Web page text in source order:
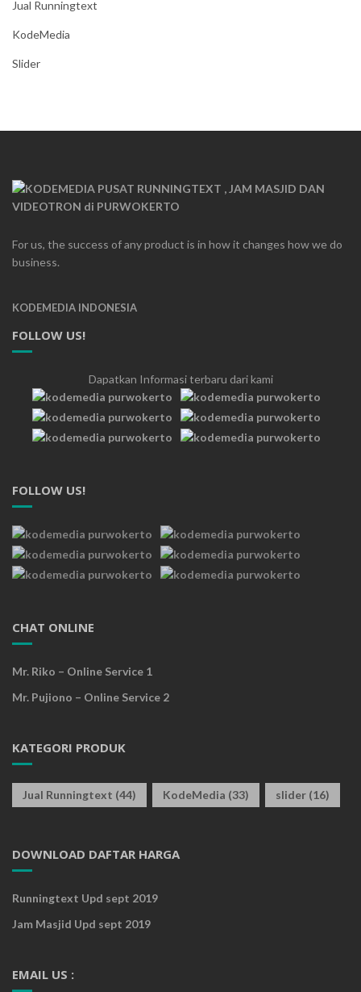
Jual Runningtext
KodeMedia
Slider
For us, the success of any product is in how it changes how we do
business.
KODEMEDIA INDONESIA
FOLLOW US!
Dapatkan Informasi terbaru dari kami
FOLLOW US!
CHAT ONLINE
Mr. Riko – Online Service 1
Mr. Pujiono – Online Service 2
KATEGORI PRODUK
Jual Runningtext (44) KodeMedia (33) slider (16)
DOWNLOAD DAFTAR HARGA
Runningtext Upd sept 2019
Jam Masjid Upd sept 2019
EMAIL US :